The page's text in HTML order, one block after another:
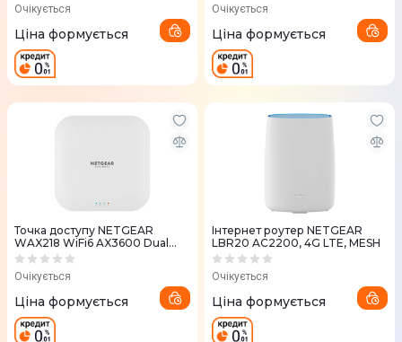
Очікується
Ціна формується
Очікується
Ціна формується
Точка доступу NETGEAR
WAX218 WiFi6 AX3600 Dual
Band
Очікується
Ціна формується
Iнтернет роутер NETGEAR
LBR20 AC2200, 4G LTE, MESH
Очікується
Ціна формується